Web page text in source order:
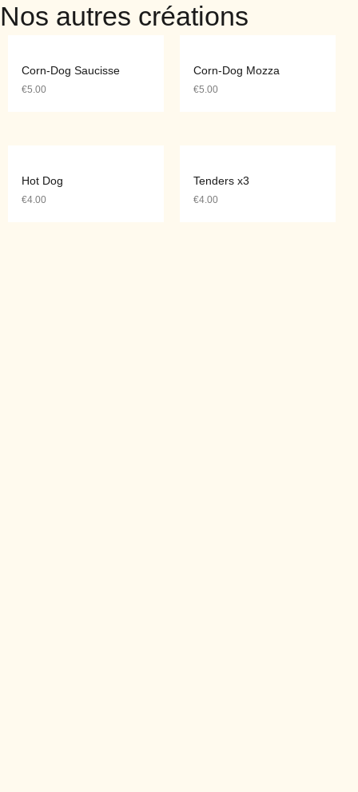
Nos autres créations
Corn-Dog Saucisse
€5.00
Corn-Dog Mozza
€5.00
Hot Dog
€4.00
Tenders x3
€4.00